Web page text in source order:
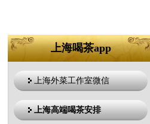
上海喝茶app
上海外菜工作室微信
上海高端喝茶安排